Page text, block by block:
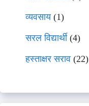
व्यवसाय(1)
सरल विद्यार्थी(4)
हस्ताक्षर सराव (22)